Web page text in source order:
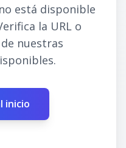
está disponible
la URL o
nuestras
inicio